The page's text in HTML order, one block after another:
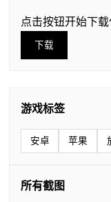
点击按钮开始下
下载
游戏标签
安卓 苹果
所有截图